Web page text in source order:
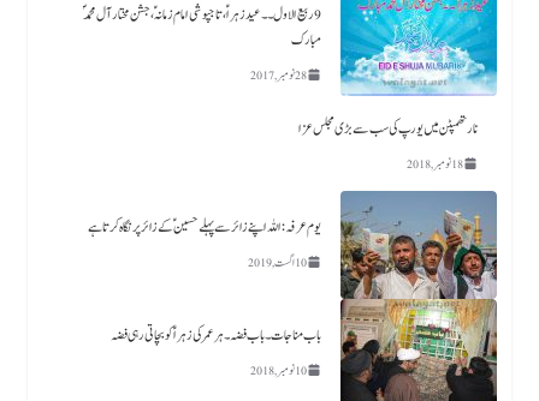
9 ربیع الاول ۔۔ عید زہراؑ، تاجپوشی امام زمانہؑ ،جشن مختار آل محمدؐ
مبارک
28 نومبر, 2017
نارتھمپٹن میں یورپ کی سب سے بڑی مجلس عزا
18 نومبر, 2018
یوم عرفہ :اللہ اپنے زائر سے پہلے حسینؑ کے زائر پر نگاہ کرتا ہے
10 اگست, 2019
باب مناجات ۔باب فضہ ۔ ہر عمر کی زہرا ؑ کو بچاتی رہی فضہ
10 نومبر, 2018